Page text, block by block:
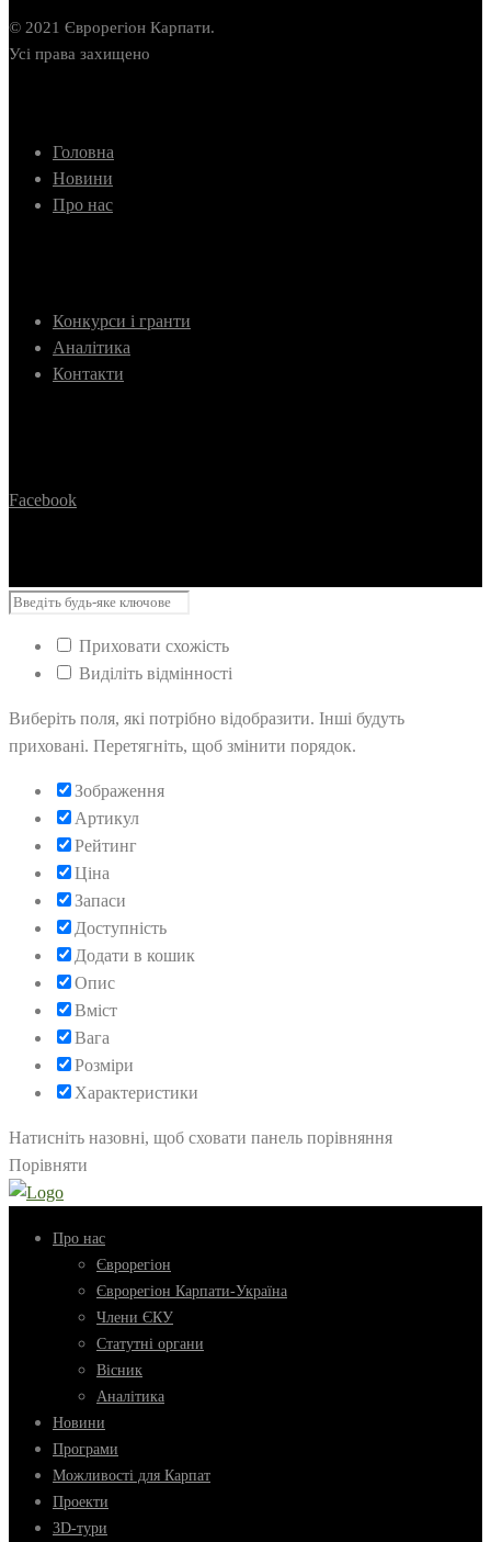
© 2021 Єврорегіон Карпати.
Усі права захищено
Головна
Новини
Про нас
Конкурси і гранти
Аналітика
Контакти
Facebook
Приховати схожість
Виділіть відмінності
Виберіть поля, які потрібно відобразити. Інші будуть
приховані. Перетягніть, щоб змінити порядок.
Зображення
Артикул
Рейтинг
Ціна
Запаси
Доступність
Додати в кошик
Опис
Вміст
Вага
Розміри
Характеристики
Натисніть назовні, щоб сховати панель порівняння
Порівняти
Про нас
Єврорегіон
Єврорегіон Карпати-Україна
Члени ЄКУ
Статутні органи
Вісник
Аналітика
Новини
Програми
Можливості для Карпат
Проекти
3D-тури